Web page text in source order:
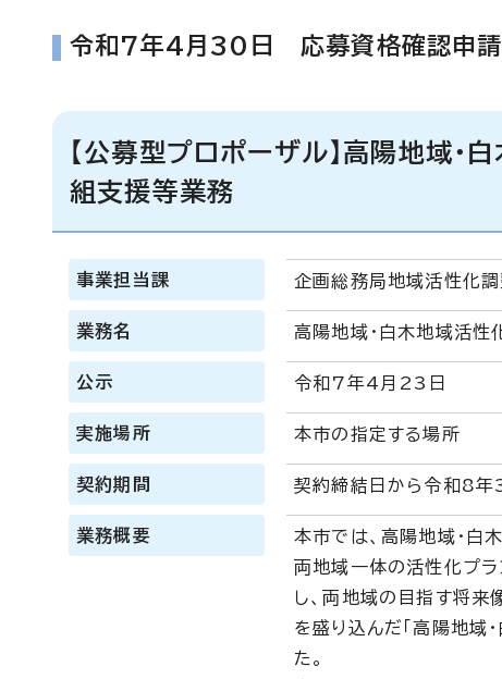
令和7年4月30日 応募資格確認申請
【公募型プロポーザル】高陽地域・
組支援等業務
事業担当課 企画総務局地域活性化
業務名 高陽地域・白木地域活性
公示 令和7年4月23日
実施場所 本市の指定する場所
契約期間 契約締結日から令和8年
業務概要
本市では、高陽地域・白
両地域一体の活性化プラ
し、両地域の目指す将来
を盛り込んだ「高陽地域
た。